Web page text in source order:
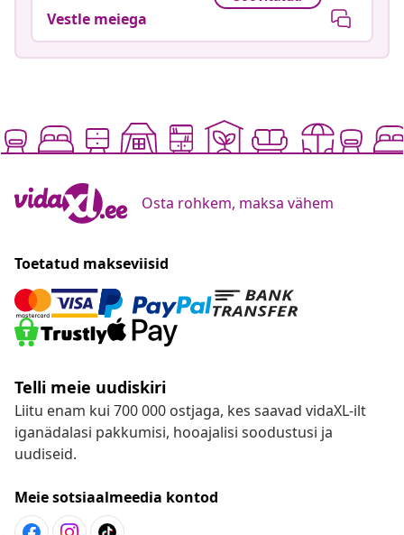
Vestle meiega
Osta rohkem, maksa vähem
Toetatud makseviisid
Telli meie uudiskiri
Liitu enam kui 700 000 ostjaga, kes saavad vidaXL-ilt
iganädalasi pakkumisi, hooajalisi soodustusi ja
uudiseid.
Meie sotsiaalmeedia kontod